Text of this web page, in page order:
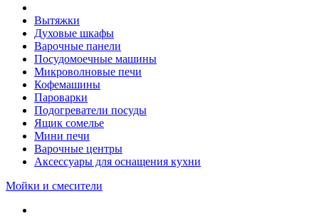
Вытяжки
Духовые шкафы
Варочные панели
Посудомоечные машины
Микроволновые печи
Кофемашины
Пароварки
Подогреватели посуды
Ящик сомелье
Мини печи
Варочные центры
Аксессуары для оснащения кухни
Мойки и смесители